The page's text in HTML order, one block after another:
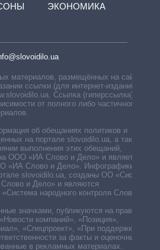
ЭКОНОМИКА
материалов, размещённых на сайте,
ссылки (для интернет-изданий —
Ссылка (гиперссылка)
от полного либо частичного
об обещаниях политиков и
на портале slovoidilo.ua, а также
выполнения этих обещаний,
ООО «ИА Слово и Дело» и является
«ИА Слово и Дело». Инфографики,
slovoidilo.ua, созданы ОО «Система
Слово и Дело» и являются
народного контроля Слово и
значками, публикуются на правах
компаний», «Позиция»,
«Спецпроект», «При поддержке».
за факты и оценочные
в рекламных материалах.